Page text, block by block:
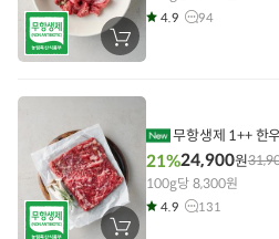
장
바
에
4.9 94
장
무항생제 1++ 한
21%24,900원
100g당 8,300원
4.9 131